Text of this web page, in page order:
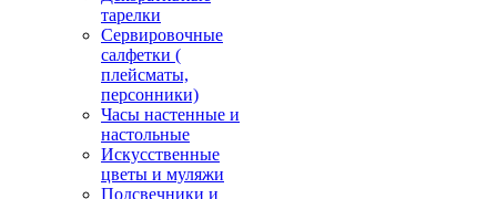
тарелки
Сервировочные
салфетки (
плейсматы,
персонники)
Часы настенные и
настольные
Искусственные
цветы и муляжи
Подсвечники и